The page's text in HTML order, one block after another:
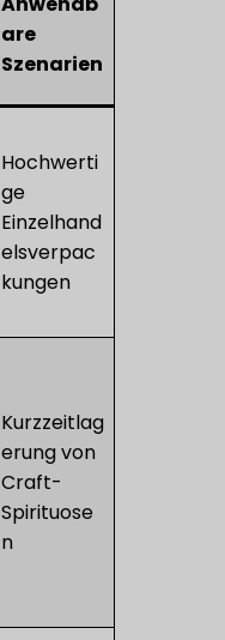
are
Szenarien
Hochwerti
ge
Einzelhand
elsverpac
kungen
Kurzzeitlag
erung von
Craft-
Spirituose
n